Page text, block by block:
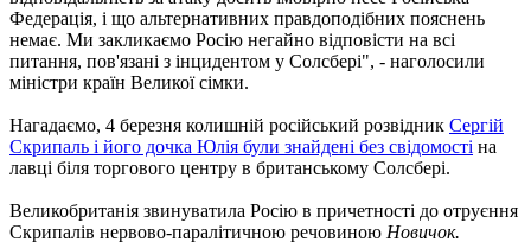
Федерація, і що альтернативних правдоподібних пояснень
немає. Ми закликаємо Росію негайно відповісти на всі
питання, пов'язані з інцидентом у Солсбері", - наголосили
міністри країн Великої сімки.
Нагадаємо, 4 березня колишній російський розвідник Сергій
Скрипаль і його дочка Юлія були знайдені без свідомості на
лавці біля торгового центру в британському Солсбері.
Великобританія звинуватила Росію в причетності до отруєння
Скрипалів нервово-паралітичною речовиною Новичок.